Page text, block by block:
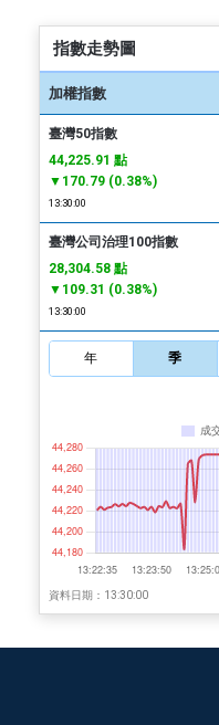
指數走勢圖
加權指數
臺灣50指數
44,225.91 點
▼170.79 (0.38%)
13:30:00
臺灣公司治理100指數
28,304.58 點
▼109.31 (0.38%)
13:30:00
年 季
資料日期：13:30:00